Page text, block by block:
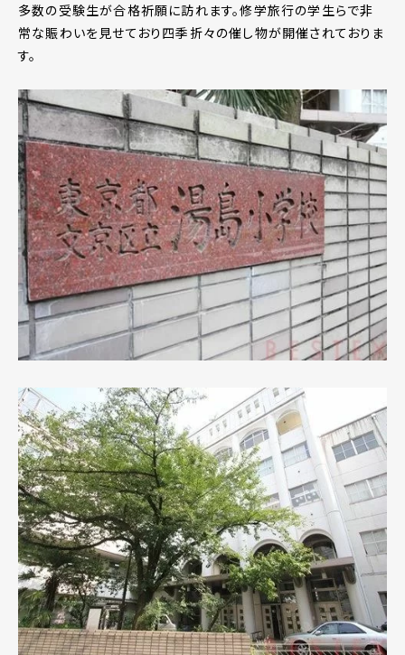
多数の受験生が合格祈願に訪れます。修学旅行の学生らで非
常な賑わいを見せており四季折々の催し物が開催されておりま
す。